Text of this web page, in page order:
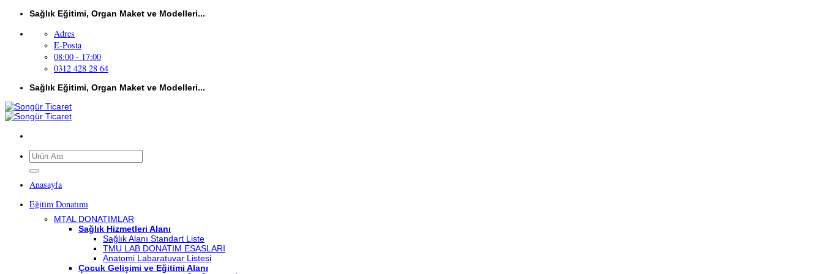
İçeriğeSağlık Eğitimi, Organ Maket ve Modelleri...
Adres
E-Posta
08:00 - 17:00
0312 428 28 64
Sağlık Eğitimi, Organ Maket ve Modelleri...
Ara:
Anasayfa
Eğitim Donatımı
MTAL DONATIMLAR
Sağlık Hizmetleri Alanı
Sağlık Alanı Standart Liste
TMU LAB DONATIM ESASLARI
Anatomi Labaratuvar Listesi
Çocuk Gelişimi ve Eğitimi Alanı